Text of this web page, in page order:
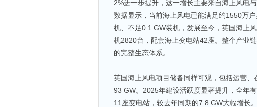
2%进一步提升，这一增长主要来自海上风电
数据显示，当前海上风电已能满足约1550万
机、不足0.1 GW装机，发展至今，英国海上
机2820台，配套海上变电站42座。整个产业
的完整生态体系。
英国海上风电项目储备同样可观，包括运营
93 GW。2025年建设活跃度显著提升，全年
11座变电站，较去年同期的7.8 GW大幅增长。